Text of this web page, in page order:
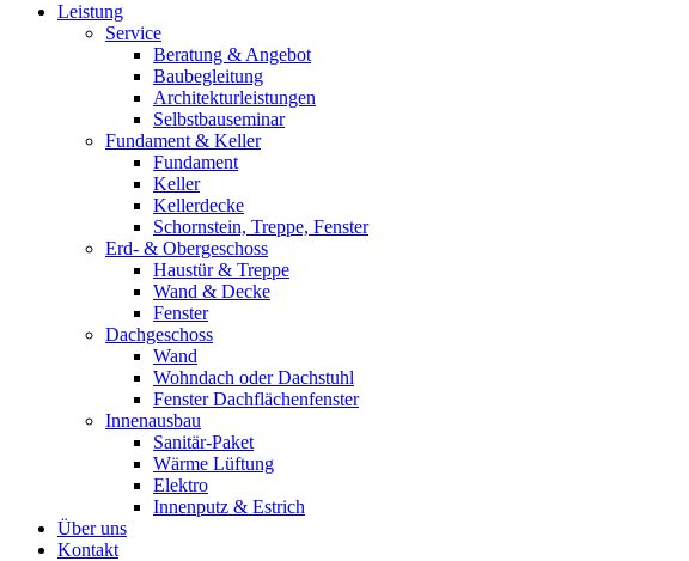
Leistung
Service
Beratung & Angebot
Baubegleitung
Architekturleistungen
Selbstbauseminar
Fundament & Keller
Fundament
Keller
Kellerdecke
Schornstein, Treppe, Fenster
Erd- & Obergeschoss
Haustür & Treppe
Wand & Decke
Fenster
Dachgeschoss
Wand
Wohndach oder Dachstuhl
Fenster Dachflächenfenster
Innenausbau
Sanitär-Paket
Wärme Lüftung
Elektro
Innenputz & Estrich
Über uns
Kontakt